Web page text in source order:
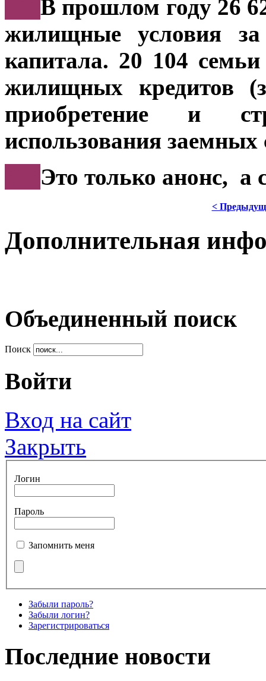
В прошлом году 26
жилищные условия за
капитала. 20 104
жилищных кредитов
приобретение и
использования заемных
Это только анонс, а
<
Дополнительная
Объединенный поиск
Поиск
Войти
Вход на сайт
Закрыть
Логин
Пароль
Запомнить меня
Забыли пароль?
Забыли логин?
Зарегистрироваться
Последние новости